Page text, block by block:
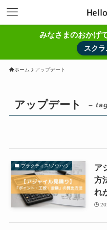
みなさまのおかげ
スク
ホーム アップデート
アップデート –
プラクティス/ノウハウ
ア
方
れ